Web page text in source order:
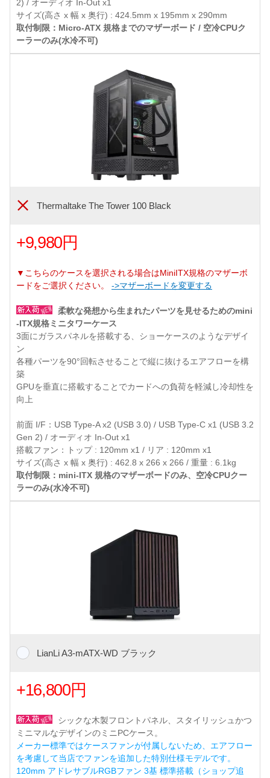
2) / オーディオ In-Out x1
サイズ(高さ x 幅 x 奥行) : 424.5mm x 195mm x 290mm
取付制限：Micro-ATX 規格までのマザーボード / 空冷CPUク
ーラーのみ(水冷不可)
Thermaltake The Tower 100 Black
+9,980円
▼こちらのケースを選択される場合はMiniITX規格のマザーボ
ードをご選択ください。 ->マザーボードを変更する
柔軟な発想から生まれたパーツを見せるためのmini
-ITX規格ミニタワーケース
3面にガラスパネルを搭載する、ショーケースのようなデザイ
ン
各種パーツを90°回転させることで縦に抜けるエアフローを構
築
GPUを垂直に搭載することでカードへの負荷を軽減し冷却性を
向上
前面 I/F：USB Type-A x2 (USB 3.0) / USB Type-C x1 (USB 3.2
Gen 2) / オーディオ In-Out x1
搭載ファン：トップ : 120mm x1 / リア : 120mm x1
サイズ(高さ x 幅 x 奥行) : 462.8 x 266 x 266 / 重量 : 6.1kg
取付制限：mini-ITX 規格のマザーボードのみ、空冷CPUクー
ラーのみ(水冷不可)
LianLi A3-mATX-WD ブラック
+16,800円
シックな木製フロントパネル、スタイリッシュかつ
ミニマルなデザインのミニPCケース。
メーカー標準ではケースファンが付属しないため、エアフロー
を考慮して当店でファンを追加した特別仕様モデルです。
120mm アドレサブルRGBファン 3基 標準搭載（ショップ追